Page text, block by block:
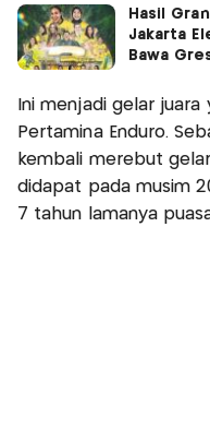
Hasil
Jakarta
Bawa
Ini menjadi gelar
Pertamina Enduro.
kembali merebut
didapat pada musim
7 tahun lamanya